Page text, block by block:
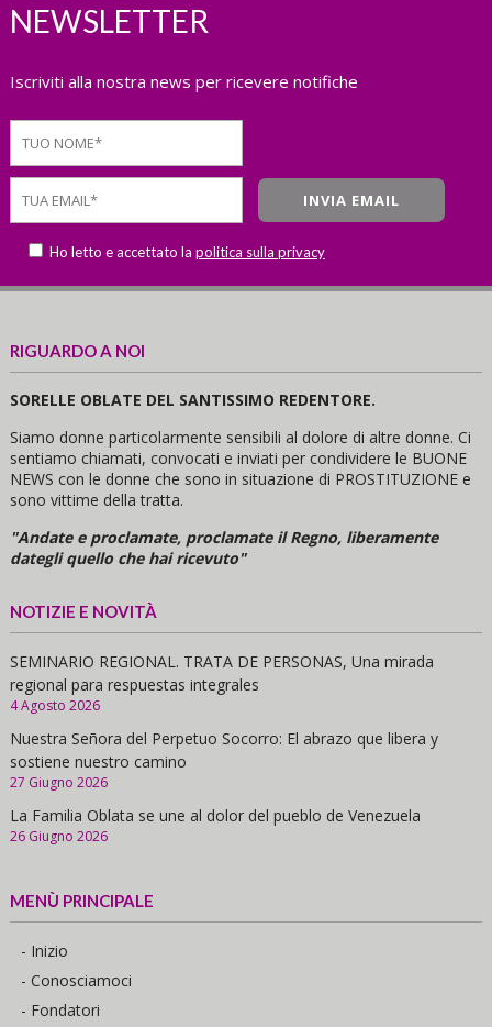
NEWSLETTER
Iscriviti alla nostra news per ricevere notifiche
Ho letto e accettato la politica sulla privacy
RIGUARDO A NOI
SORELLE OBLATE DEL SANTISSIMO REDENTORE.
Siamo donne particolarmente sensibili al dolore di altre donne. Ci
sentiamo chiamati, convocati e inviati per condividere le BUONE
NEWS con le donne che sono in situazione di PROSTITUZIONE e
sono vittime della tratta.
"Andate e proclamate, proclamate il Regno, liberamente
dategli quello che hai ricevuto"
NOTIZIE E NOVITÀ
SEMINARIO REGIONAL. TRATA DE PERSONAS, Una mirada
regional para respuestas integrales
4 Agosto 2026
Nuestra Señora del Perpetuo Socorro: El abrazo que libera y
sostiene nuestro camino
27 Giugno 2026
La Familia Oblata se une al dolor del pueblo de Venezuela
26 Giugno 2026
MENÙ PRINCIPALE
- Inizio
- Conosciamoci
- Fondatori